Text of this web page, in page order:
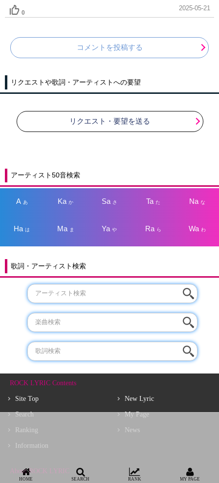
0
2025-05-21
コメントを投稿する
リクエストや歌詞・アーティストへの要望
リクエスト・要望を送る
アーティスト50音検索
A あ Kaか Sa さ Taた Na な
Haは Ma ま Yaや Ra ら Wa わ
歌詞・アーティスト検索
ROCK LYRIC Contents
Site Top
Search
Ranking
Information
New Lyric
My Page
News
About ROCK LYRIC
HOME SEARCH RANK MY PAGE